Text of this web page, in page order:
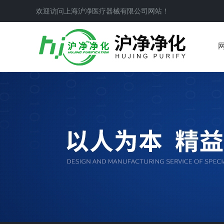
欢迎访问上海沪净医疗器械有限公司网站！